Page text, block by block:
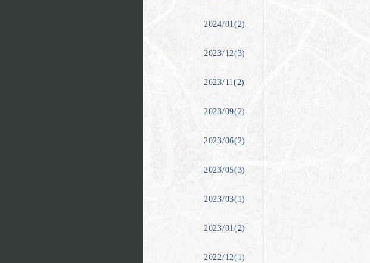
2024/01(2)
2023/12(3)
2023/11(2)
2023/09(2)
2023/06(2)
2023/05(3)
2023/03(1)
2023/01(2)
2022/12(1)